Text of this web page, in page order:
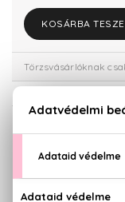
KOSÁRBA
Törzsvásárlóknak